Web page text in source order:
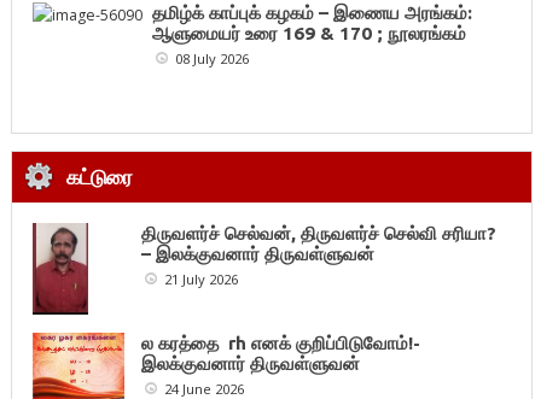
தமிழ்க் காப்புக் கழகம் – இணைய அரங்கம்:
ஆளுமையர் உரை 169 & 170 ; நூலரங்கம்
08 July 2026
கட்டுரை
திருவளர்ச் செல்வன், திருவளர்ச் செல்வி சரியா?
– இலக்குவனார் திருவள்ளுவன்
21 July 2026
ல கரத்தை rh எனக் குறிப்பிடுவோம்!-
இலக்குவனார் திருவள்ளுவன்
24 June 2026